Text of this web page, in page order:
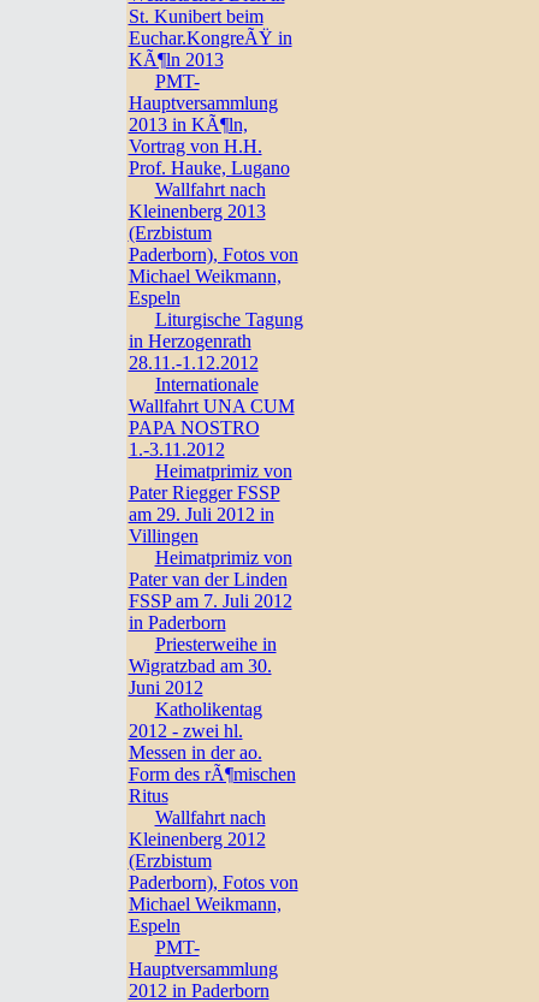
St. Kunibert beim
Euchar.KongreÃŸ in
KÃ¶ln 2013
PMT-
Hauptversammlung
2013 in KÃ¶ln,
Vortrag von H.H.
Prof. Hauke, Lugano
Wallfahrt nach
Kleinenberg 2013
(Erzbistum
Paderborn), Fotos von
Michael Weikmann,
Espeln
Liturgische Tagung
in Herzogenrath
28.11.-1.12.2012
Internationale
Wallfahrt UNA CUM
PAPA NOSTRO
1.-3.11.2012
Heimatprimiz von
Pater Riegger FSSP
am 29. Juli 2012 in
Villingen
Heimatprimiz von
Pater van der Linden
FSSP am 7. Juli 2012
in Paderborn
Priesterweihe in
Wigratzbad am 30.
Juni 2012
Katholikentag
2012 - zwei hl.
Messen in der ao.
Form des rÃ¶mischen
Ritus
Wallfahrt nach
Kleinenberg 2012
(Erzbistum
Paderborn), Fotos von
Michael Weikmann,
Espeln
PMT-
Hauptversammlung
2012 in Paderborn